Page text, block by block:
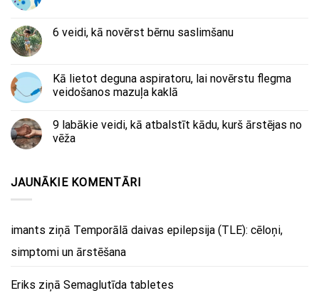
6 veidi, kā novērst bērnu saslimšanu
Kā lietot deguna aspiratoru, lai novērstu flegma
veidošanos mazuļa kaklā
9 labākie veidi, kā atbalstīt kādu, kurš ārstējas no
vēža
JAUNĀKIE KOMENTĀRI
imants ziņā Temporālā daivas epilepsija (TLE): cēloņi,
simptomi un ārstēšana
Eriks ziņā Semaglutīda tabletes